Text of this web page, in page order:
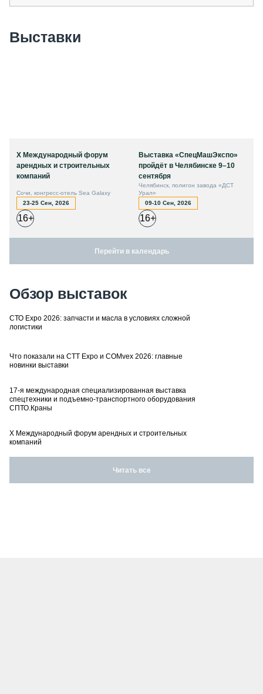
Выставки
X Международный форум
арендных и строительных
компаний
Сочи, конгресс-отель Sea Galaxy
23-25 Сен, 2026
16+
Выставка «СпецМашЭкспо»
пройдёт в Челябинске 9–10
сентября
Челябинск, полигон завода «ДСТ
Урал»
09-10 Сен, 2026
16+
Перейти в календарь
Обзор выставок
СТО Expo 2026: запчасти и масла в условиях сложной
логистики
Что показали на CTT Expo и COMvex 2026: главные
новинки выставки
17-я международная специализированная выставка
спецтехники и подъемно-транспортного оборудования
СПТО.Краны
X Международный форум арендных и строительных
компаний
Читать все